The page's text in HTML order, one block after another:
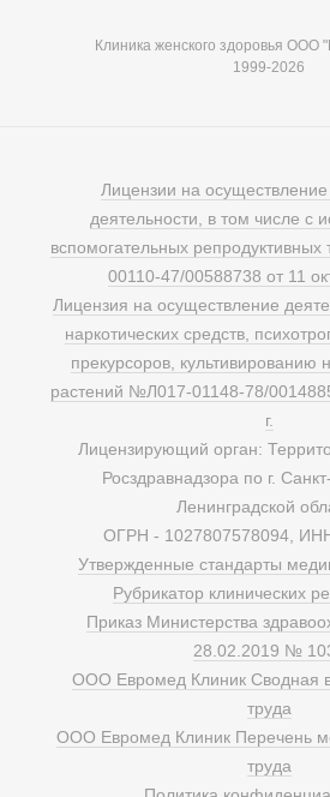
Клиника женского здоровья ООО
1999-2026
Лицензии на
деятельности, в том числе с
вспомогательных
00110-47/00588738 от 11
Лицензия на осуществление
наркотических средств,
прекурсоров, культивированию
растений №Л017-01148-78/
г.
Лицензирующий орган:
Росздравнадзора по г.
Ленинградской
ОГРН - 1027807578094,
Утвержденные стандарты
Рубрикатор клинических
Приказ Министерства
28.02.2019 №
ООО Евромед Клиник Сводная
труда
ООО Евромед Клиник Перечень
труда